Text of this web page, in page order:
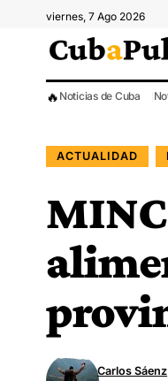
viernes, 7 Ago 2026
🔥 Noticias de Cuba
ACTUALIDAD
Carlos Sáenz